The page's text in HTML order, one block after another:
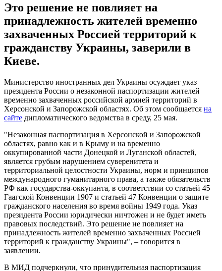
Это решение не повлияет на
принадлежность жителей временно
захваченных Россией территорий к
гражданству Украины, заверили в
Киеве.
Министерство иностранных дел Украины осуждает указ
президента России о незаконной паспортизации жителей
временно захваченных российской армией территорий в
Херсонской и Запорожской областях. Об этом сообщается на
сайте дипломатического ведомства в среду, 25 мая.
"Незаконная паспортизация в Херсонской и Запорожской
областях, равно как и в Крыму и на временно
оккупированной части Донецкой и Луганской областей,
является грубым нарушением суверенитета и
территориальной целостности Украины, норм и принципов
международного гуманитарного права, а также обязательств
РФ как государства-оккупанта, в соответствии со статьей 45
Гаагской Конвенции 1907 и статьей 47 Конвенции о защите
гражданского населения во время войны 1949 года. Указ
президента России юридически ничтожен и не будет иметь
правовых последствий. Это решение не повлияет на
принадлежность жителей временно захваченных Россией
территорий к гражданству Украины", – говорится в
заявлении.
В МИД подчеркнули, что принудительная паспортизация